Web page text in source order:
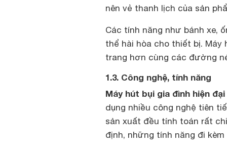
nên vẻ thanh lịch của sản
Các tính năng như bánh xe,
thể hài hòa cho thiết bị.
trang hơn cùng các đường
1.3. Công nghệ, tính năng
Máy hút bụi gia đình hiện đại
dụng nhiều công nghệ tiên
sản xuất đều tính toán rất
định, những tính năng đi